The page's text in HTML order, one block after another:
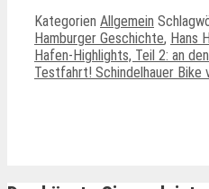
Kategorien Allgemein
Hamburger Geschichte, Hans
Hafen-Highlights, Teil 2: an
Testfahrt! Schindelhauer Bike